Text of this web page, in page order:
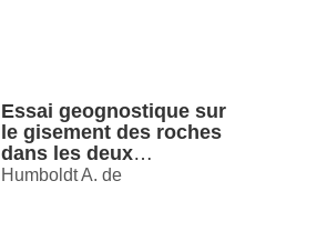
Essai geognostique sur
le gisement des roches
dans les deux
hemispheres
Humboldt A. de